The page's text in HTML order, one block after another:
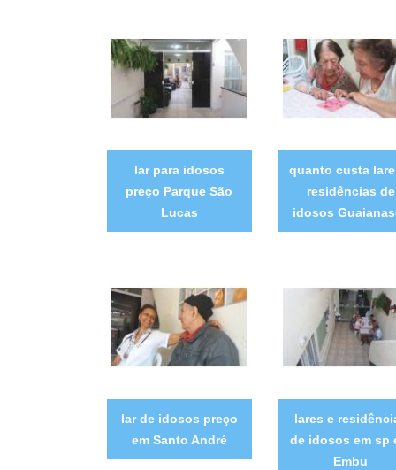
lar para idosos
preço Parque São
Lucas
quanto custa
residências de
idosos
lar de idosos preço
em Santo André
lares e
de idosos em sp
Embu